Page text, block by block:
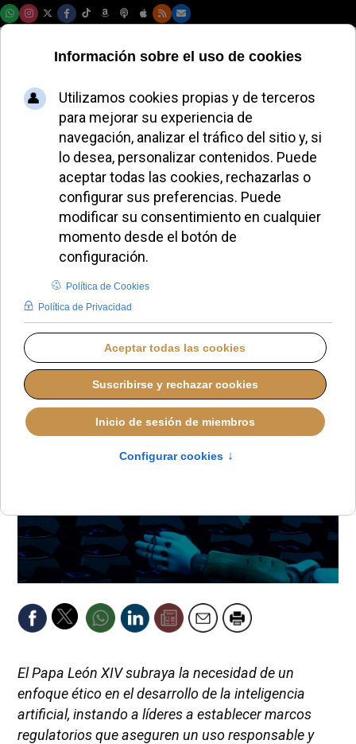
El Papa León XIV
aboga por una
regulación ética de
la inteligencia
artificial
El Papa León XIV subraya la necesidad de un
enfoque ético en el desarrollo de la inteligencia
artificial, instando a líderes a establecer marcos
regulatorios que aseguren un uso responsable y